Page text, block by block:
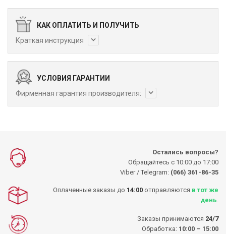
КАК ОПЛАТИТЬ И ПОЛУЧИТЬ
Краткая инструкция
УСЛОВИЯ ГАРАНТИИ
Фирменная гарантия производителя:
Остались вопросы?
Обращайтесь с 10:00 до 17:00
Viber / Telegram: (066) 361-86-35
Оплаченные заказы до 14:00 отправляются в тот же
день
Заказы принимаются 24/7
Обработка: 10:00 – 15:00